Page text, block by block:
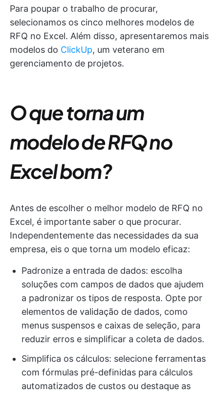
Para poupar o trabalho de procurar,
selecionamos os cinco melhores modelos de
RFQ no Excel. Além disso, apresentaremos mais
modelos do ClickUp, um veterano em
gerenciamento de projetos.
O que torna um
modelo de RFQ no
Excel bom?
Antes de escolher o melhor modelo de RFQ no
Excel, é importante saber o que procurar.
Independentemente das necessidades da sua
empresa, eis o que torna um modelo eficaz:
Padronize a entrada de dados: escolha
soluções com campos de dados que ajudem
a padronizar os tipos de resposta. Opte por
elementos de validação de dados, como
menus suspensos e caixas de seleção, para
reduzir erros e simplificar a coleta de dados.
Simplifica os cálculos: selecione ferramentas
com fórmulas pré-definidas para cálculos
automatizados de custos ou destaque as